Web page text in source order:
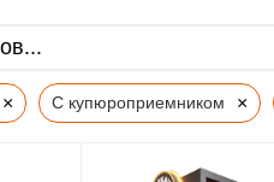
× С купюроприемником ×